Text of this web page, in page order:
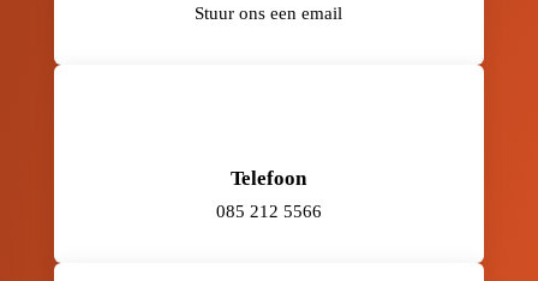
Stuur ons een email
Telefoon
085 212 5566